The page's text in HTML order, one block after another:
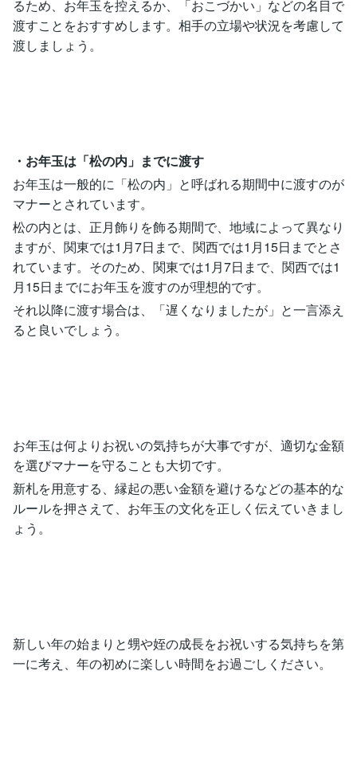
るため、お年玉を控えるか、「おこづかい」などの名目で
渡すことをおすすめします。相手の立場や状況を考慮して
渡しましょう。
・お年玉は「松の内」までに渡す
お年玉は一般的に「松の内」と呼ばれる期間中に渡すのが
マナーとされています。
松の内とは、正月飾りを飾る期間で、地域によって異なり
ますが、関東では1月7日まで、関西では1月15日までとさ
れています。そのため、関東では1月7日まで、関西では1
月15日までにお年玉を渡すのが理想的です。
それ以降に渡す場合は、「遅くなりましたが」と一言添え
ると良いでしょう。
お年玉は何よりお祝いの気持ちが大事ですが、適切な金額
を選びマナーを守ることも大切です。
新札を用意する、縁起の悪い金額を避けるなどの基本的な
ルールを押さえて、お年玉の文化を正しく伝えていきまし
ょう。
新しい年の始まりと甥や姪の成長をお祝いする気持ちを第
一に考え、年の初めに楽しい時間をお過ごしください。